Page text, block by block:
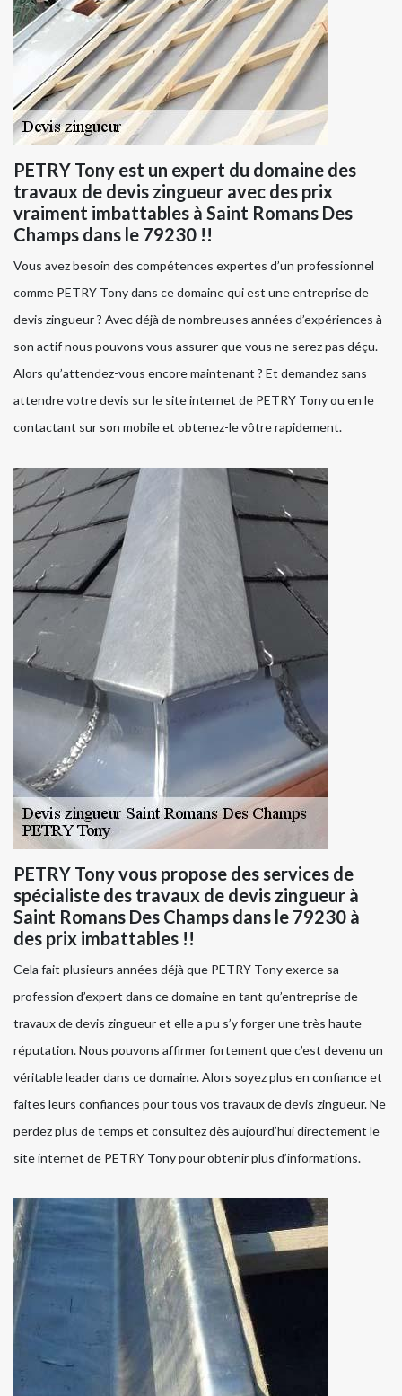
PETRY Tony est un expert du domaine des
travaux de devis zingueur avec des prix
vraiment imbattables à Saint Romans Des
Champs dans le 79230 !!
Vous avez besoin des compétences expertes d’un professionnel
comme PETRY Tony dans ce domaine qui est une entreprise de
devis zingueur ? Avec déjà de nombreuses années d’expériences à
son actif nous pouvons vous assurer que vous ne serez pas déçu.
Alors qu’attendez-vous encore maintenant ? Et demandez sans
attendre votre devis sur le site internet de PETRY Tony ou en le
contactant sur son mobile et obtenez-le vôtre rapidement.
PETRY Tony vous propose des services de
spécialiste des travaux de devis zingueur à
Saint Romans Des Champs dans le 79230 à
des prix imbattables !!
Cela fait plusieurs années déjà que PETRY Tony exerce sa
profession d’expert dans ce domaine en tant qu’entreprise de
travaux de devis zingueur et elle a pu s’y forger une très haute
réputation. Nous pouvons affirmer fortement que c’est devenu un
véritable leader dans ce domaine. Alors soyez plus en confiance et
faites leurs confiances pour tous vos travaux de devis zingueur. Ne
perdez plus de temps et consultez dès aujourd’hui directement le
site internet de PETRY Tony pour obtenir plus d’informations.